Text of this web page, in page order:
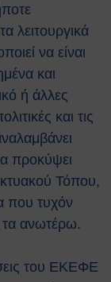
λειτουργικά
να είναι
και
ή άλλες
και τις
προκύψει
Τόπου,
που τυχόν
ανωτέρω.
του ΕΚΕΦΕ